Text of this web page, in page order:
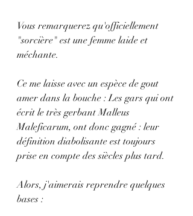
Vous remarquerez qu'officiellement
"sorcière" est une femme laide et
méchante.
Ce me laisse avec un espèce de gout
amer dans la bouche : Les gars qui ont
écrit le très gerbant Malleus
Maleficarum, ont donc gagné : leur
définition diabolisante est toujours
prise en compte des siècles plus tard.
Alors, j'aimerais reprendre quelques
bases :